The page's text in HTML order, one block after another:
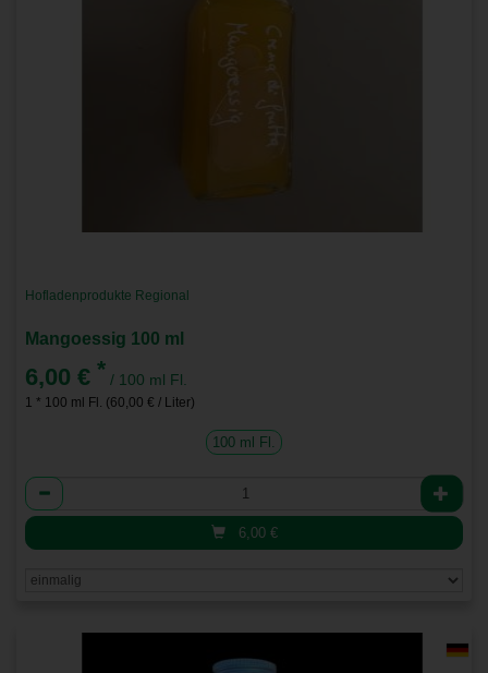
Hofladenprodukte Regional
Mangoessig 100 ml
6,00 € * / 100 ml Fl.
1 * 100 ml Fl. (60,00 € / Liter)
100 ml Fl.
Anzahl
6,00 €